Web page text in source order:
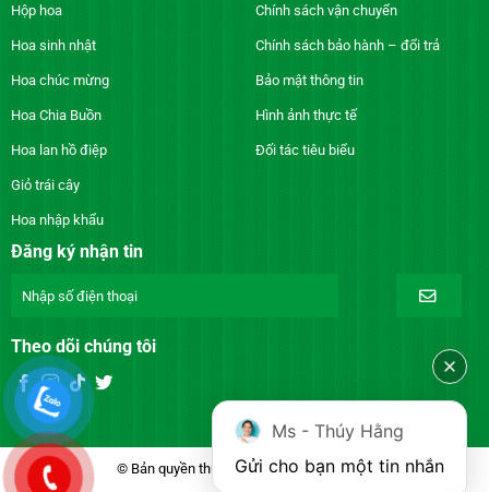
Hộp hoa
Hoa sinh nhật
Hoa chúc mừng
Hoa Chia Buồn
Hoa lan hồ điệp
Giỏ trái cây
Hoa nhập khẩu
Chính sách vận chuyển
Chính sách bảo hành – đổi trả
Bảo mật thông tin
Hình ảnh thực tế
Đối tác tiêu biểu
Đăng ký nhận tin
Theo dõi chúng tôi
© Bản quyền thuộc về DienhoaXANH.com
Ms - Thúy Hằng
Gửi cho bạn một tin nhắn